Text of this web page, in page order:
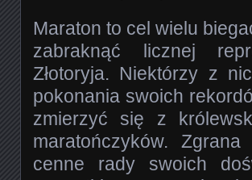
Maraton to cel wielu
zabraknąć licznej
Złotoryja. Niektórzy z
pokonania swoich
zmierzyć się z
maratończyków.
cenne rady swoich